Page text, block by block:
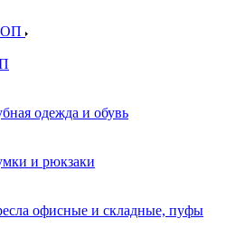
одежда и обувь
и рюкзаки
офисные и складные, пуфы